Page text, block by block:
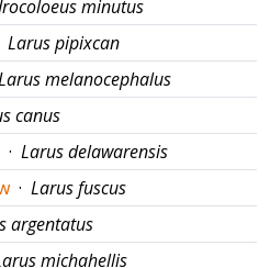
minutus
Larus pipixcan
melanocephalus
canus
· Larus delawarensis
· Larus fuscus
argentatus
michahellis